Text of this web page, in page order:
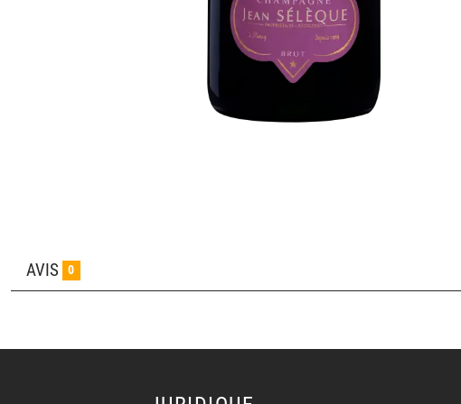
AVIS 0